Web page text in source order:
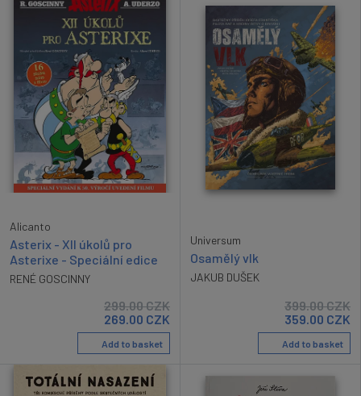
Alicanto
Asterix - XII úkolů pro
Asterixe - Speciální edice
RENÉ GOSCINNY
299.00CZK
269.00 CZK
Add to basket
Universum
Osamělý vlk
JAKUB DUŠEK
399.00CZK
359.00 CZK
Add to basket